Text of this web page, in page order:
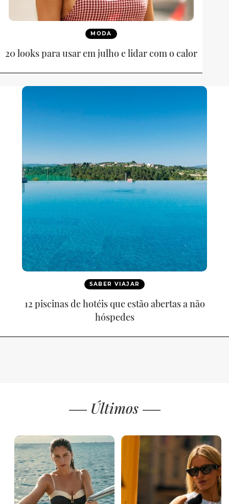
MODA
20 looks para usar em julho e lidar com o calor
SABER VIAJAR
12 piscinas de hotéis que estão abertas a não
hóspedes
Últimos